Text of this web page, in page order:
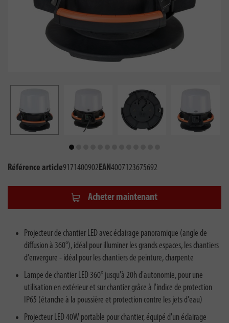
Référence article9171400902EAN4007123675692
Acheter maintenant
Projecteur de chantier LED avec éclairage panoramique (angle de
diffusion à 360°), idéal pour illuminer les grands espaces, les chantiers
d'envergure - idéal pour les chantiers de peinture, charpente
Lampe de chantier LED 360° jusqu'à 20h d'autonomie, pour une
utilisation en extérieur et sur chantier grâce à l'indice de protection
IP65 (étanche à la poussière et protection contre les jets d'eau)
Projecteur LED 40W portable pour chantier, équipé d'un éclairage